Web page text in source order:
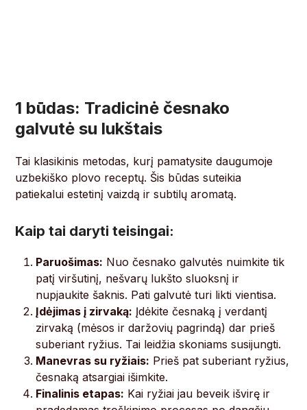
1 būdas: Tradicinė česnako
galvutė su lukštais
Tai klasikinis metodas, kurį pamatysite daugumoje
uzbekiško plovo receptų. Šis būdas suteikia
patiekalui estetinį vaizdą ir subtilų aromatą.
Kaip tai daryti teisingai:
Paruošimas: Nuo česnako galvutės nuimkite tik
patį viršutinį, nešvarų lukšto sluoksnį ir
nupjaukite šaknis. Pati galvutė turi likti vientisa.
Įdėjimas į zirvaką: Įdėkite česnaką į verdantį
zirvaką (mėsos ir daržovių pagrindą) dar prieš
suberiant ryžius. Tai leidžia skoniams susijungti.
Manevras su ryžiais: Prieš pat suberiant ryžius,
česnaką atsargiai išimkite.
Finalinis etapas: Kai ryžiai jau beveik išvirę ir